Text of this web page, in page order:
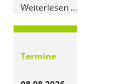
Weiterlesen …Bunte
und
Termine